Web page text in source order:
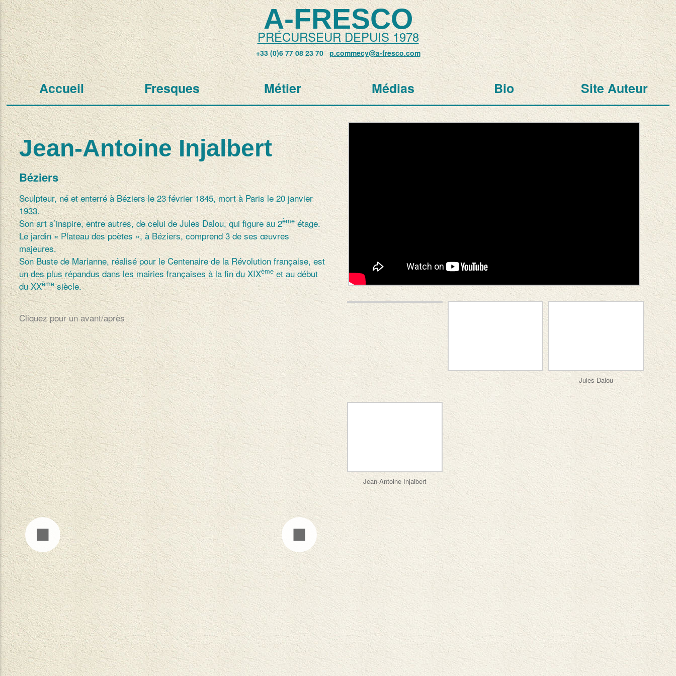
A-FRESCO
PRÉCURSEUR DEPUIS 1978
+33 (0)6 77 08 23 70p.commecy@a-fresco.com
Accueil Fresques Métier Médias Bio Site Auteur
Jean-Antoine Injalbert
Béziers
Sculpteur, né et enterré à Béziers le 23 février 1845, mort à Paris le 20 janvier
1933.
Son art s’inspire, entre autres, de celui de Jules Dalou, qui figure au 2èmeétage.
Le jardin « Plateau des poètes », à Béziers, comprend 3 de ses œuvres
majeures.
Son Buste de Marianne, réalisé pour le Centenaire de la Révolution française, est
un des plus répandus dans les mairies françaises à la fin du XIXèmeet au début
du XXèmesiècle.
Cliquez pour un avant/après
Jules Dalou
Jean-Antoine Injalbert